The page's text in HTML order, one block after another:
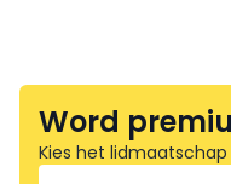
Word
Kies het